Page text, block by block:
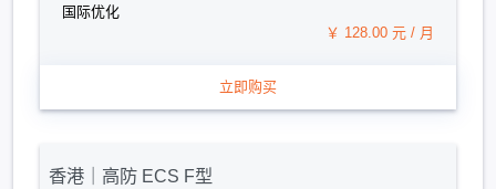
国际优化
￥ 128.00 元 / 月
立即购买
香港｜高防 ECS F型